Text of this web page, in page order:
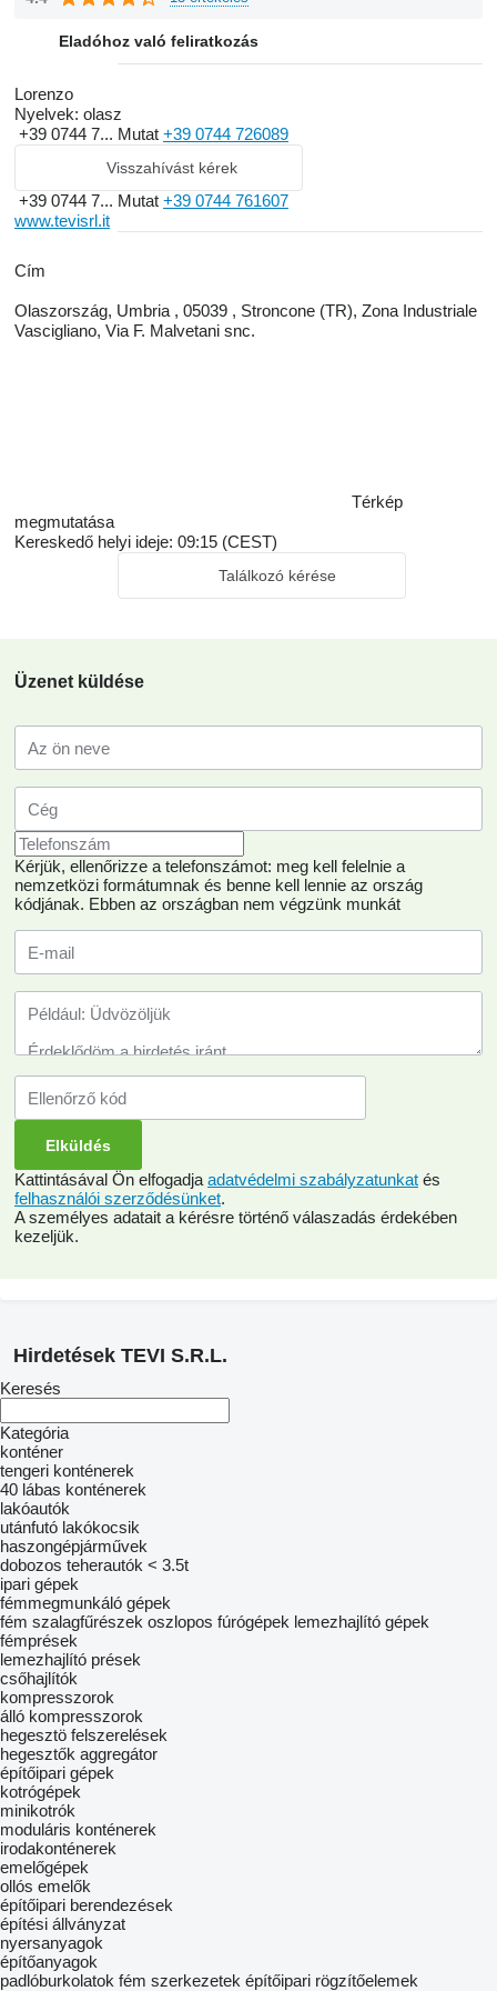
Eladóhoz való feliratkozás
Lorenzo
Nyelvek: olasz
+39 0744 7... Mutat +39 0744 726089
Visszahívást kérek
+39 0744 7... Mutat +39 0744 761607
www.tevisrl.it
Сím
Olaszország, Umbria , 05039 , Stroncone (TR), Zona Industriale
Vascigliano, Via F. Malvetani snc.
Térkép
megmutatása
Kereskedő helyi ideje: 09:15 (CEST)
Találkozó kérése
Üzenet küldése
Kérjük, ellenőrizze a telefonszámot: meg kell felelnie a
nemzetközi formátumnak és benne kell lennie az ország
kódjának. Ebben az országban nem végzünk munkát
Kattintásával Ön elfogadja adatvédelmi szabályzatunkat és
felhasználói szerződésünket.
A személyes adatait a kérésre történő válaszadás érdekében
kezeljük.
Hirdetések TEVI S.R.L.
Keresés
Kategória
konténer
tengeri konténerek
40 lábas konténerek
lakóautók
utánfutó lakókocsik
haszongépjárművek
dobozos teherautók < 3.5t
ipari gépek
fémmegmunkáló gépek
fém szalagfűrészek oszlopos fúrógépek lemezhajlító gépek
fémprések
lemezhajlító prések
csőhajlítók
kompresszorok
álló kompresszorok
hegesztö felszerelések
hegesztők aggregátor
építőipari gépek
kotrógépek
minikotrók
moduláris konténerek
irodakonténerek
emelőgépek
ollós emelők
építőipari berendezések
építési állványzat
nyersanyagok
építőanyagok
padlóburkolatok fém szerkezetek építőipari rögzítőelemek